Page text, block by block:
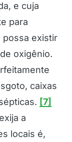
e cuja
para
possa existir
oxigênio.
caixas
[7]
a
locais é,